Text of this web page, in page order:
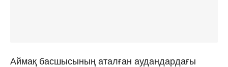
Аймақ басшысының аталған аудандардағы